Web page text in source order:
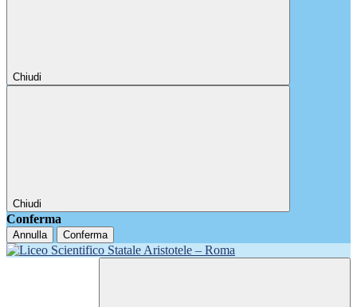
Chiudi
Chiudi
Conferma
Annulla Conferma